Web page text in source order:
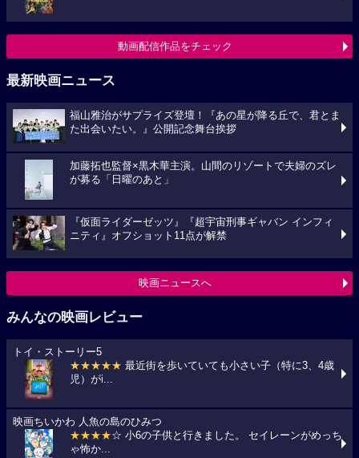
動画配信作品をチェック
最新映画ニュース
福山雅治がサプライズ登壇！『あの星が降る丘で、君とま
た出会いたい。』公開記念舞台挨拶
加藤拓也監督×黒木華主演。山間のリゾートで夫婦のズレ
が募る「日曜のあと」
『仮面ライダーゼッツ』『超宇宙刑事ギャバン インフィ
ニティ』オフショット11点が解禁
映画ニュースへ
みんなの映画レビュー
トイ・ストーリー5
★★★★★ 最近街を歩いていても小さい子（特に3、4歳
児）がi...
映画ちいかわ 人魚の島のひみつ
★★★★☆ 小6の子供と行きました。 セイレーンがめっち
ゃ怖か...